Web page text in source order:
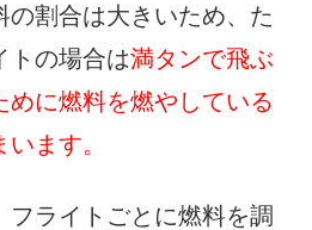
の割合は大きいため、た
トの場合は満タンで飛ぶ
めに燃料を燃やしている
ます。
フライトごとに燃料を調